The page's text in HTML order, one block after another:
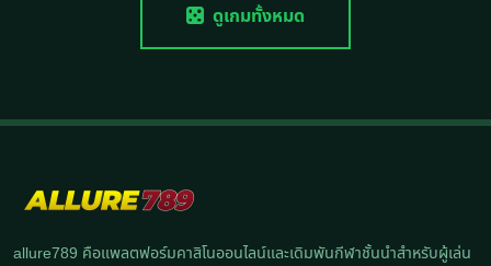
ดูเกมทั้งหมด
allure789 คือแพลตฟอร์มคาสิโนออนไลน์และเดิมพันกีฬาชั้นนำสำหรับผู้เล่น